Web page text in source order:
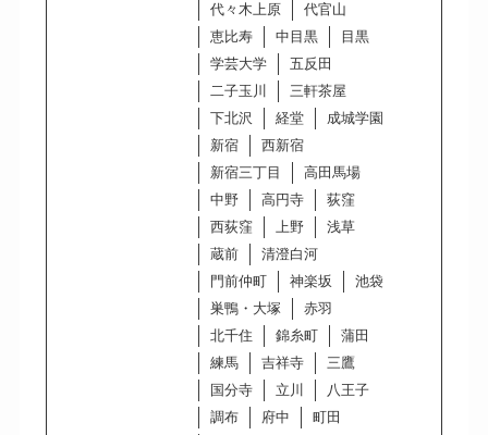
代々木上原
代官山
恵比寿
中目黒
目黒
学芸大学
五反田
二子玉川
三軒茶屋
下北沢
経堂
成城学園
新宿
西新宿
新宿三丁目
高田馬場
中野
高円寺
荻窪
西荻窪
上野
浅草
蔵前
清澄白河
門前仲町
神楽坂
池袋
巣鴨・大塚
赤羽
北千住
錦糸町
蒲田
練馬
吉祥寺
三鷹
国分寺
立川
八王子
調布
府中
町田